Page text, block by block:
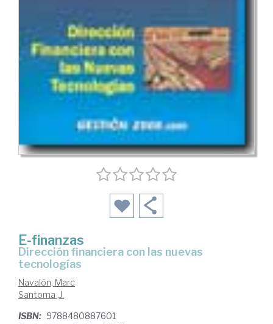
E-finanzas
dirección financiera con las nuevas
tecnologías
Navalón, Marc
Santoma ,J.
ISBN: 9788480887601